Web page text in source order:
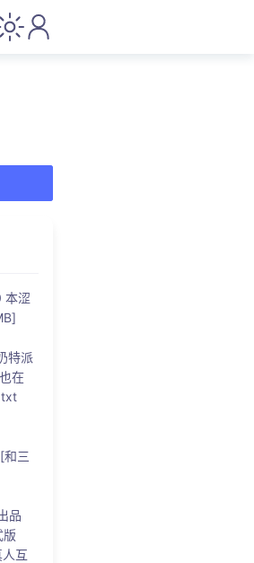
本涩
特派
在
和三
品
版
互